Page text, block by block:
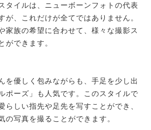
タイルは、ニューボーンフォトの代表
が、これだけが全てではありません。
家族の希望に合わせて、様々な撮影ス
ができます。
を優しく包みながらも、手足を少し出
ポーズ」も人気です。このスタイルで
らしい指先や足先を写すことができ、
の写真を撮ることができます。